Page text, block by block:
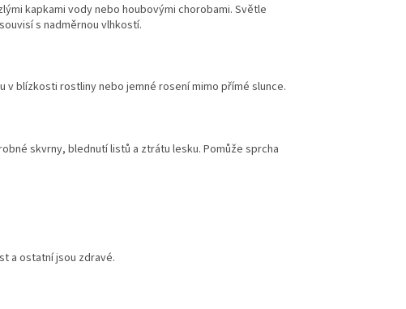
kapkami vody nebo houbovými chorobami. Světle
s nadměrnou vlhkostí.
v blízkosti rostliny nebo jemné rosení mimo přímé slunce.
skvrny, blednutí listů a ztrátu lesku. Pomůže sprcha
a ostatní jsou zdravé.